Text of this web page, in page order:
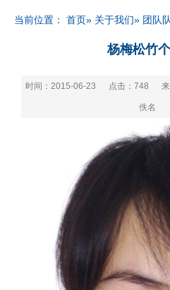
当前位置： 首页» 关于我们» 团队
杨梅松竹
时间：2015-06-23 点击： 748
佚名